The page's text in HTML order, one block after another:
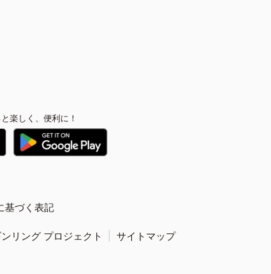
楽しく、便利に！
基づく表記
リング プロジェクト サイトマップ